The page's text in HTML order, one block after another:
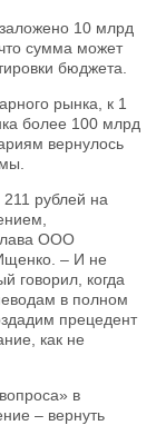
10 млрд
сумма может
бюджета.
рынка, к 1
более 100 млрд
вернулось
рублей на
ООО
– И не
говорил, когда
в полном
прецедент
как не
в
– вернуть